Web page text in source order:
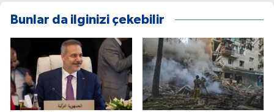
Bunlar da ilginizi çekebilir